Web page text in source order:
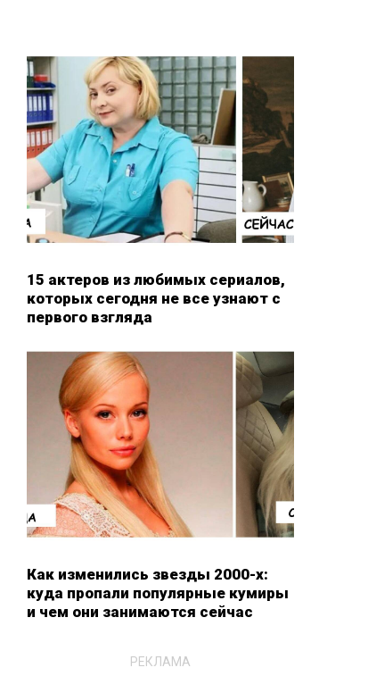
15 актеров из любимых сериалов,
которых сегодня не все узнают с
первого взгляда
Как изменились звезды 2000-х:
куда пропали популярные кумиры
и чем они занимаются сейчас
РЕКЛАМА